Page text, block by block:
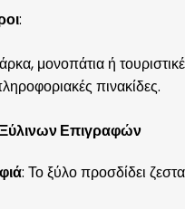
:
μονοπάτια ή
πινακίδες.
Επιγραφών
: Το ξύλο προσδίδει